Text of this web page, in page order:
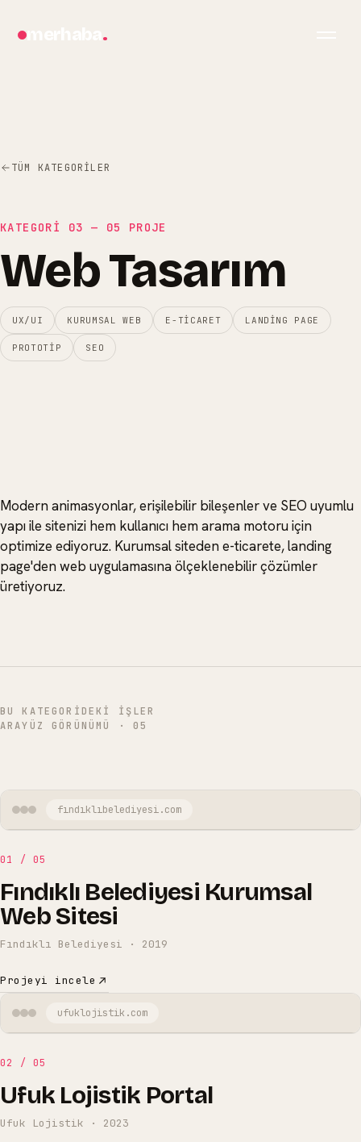
.
bilgi@merhabagrafik.com ·Hopa/ Artvin
TÜM KATEGORILER
KATEGORİ 03 — 05 PROJE
Web Tasarım
UX/UI KURUMSAL WEB E-TICARET LANDING PAGE
PROTOTIP SEO
Modern animasyonlar, erişilebilir bileşenler ve SEO uyumlu
yapı ile sitenizi hem kullanıcı hem arama motoru için
optimize ediyoruz. Kurumsal siteden e-ticarete, landing
page'den web uygulamasına ölçeklenebilir çözümler
üretiyoruz.
BU KATEGORIDEKI IŞLER
ARAYÜZ GÖRÜNÜMÜ
· 05
fındıklıbelediyesi.com
01 /05
Fındıklı Belediyesi Kurumsal
Web Sitesi
Fındıklı Belediyesi · 2019
Projeyi incele
ufuklojistik .com
02 /05
Ufuk Lojistik Portal
Ufuk Lojistik · 2023